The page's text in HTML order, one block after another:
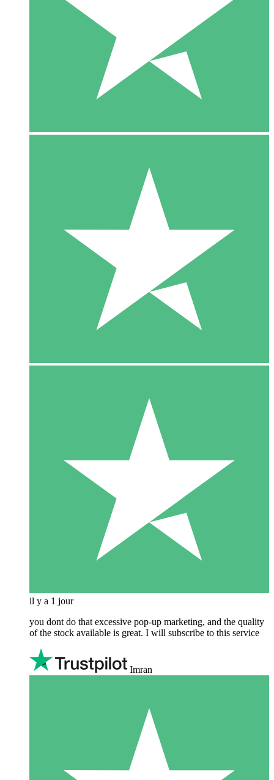
il y a 1 jour
you dont do that excessive pop-up marketing, and the quality
of the stock available is great. I will subscribe to this service
Imran